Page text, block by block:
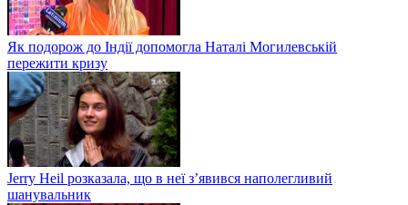
Як подорож до Індії допомогла Наталі Могилевській
пережити кризу
Jerry Heil розказала, що в неї з’явився наполегливий
шанувальник